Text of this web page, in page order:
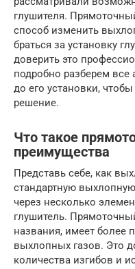
глушителя.
способ изменить
браться за установку
доверить это
подробно разберем все
до его установки,
решение.
Что такое
преимущества
Представь себе, как
стандартную
через несколько
глушитель.
названия, имеет более
выхлопных газов. Это
количества изгибов и